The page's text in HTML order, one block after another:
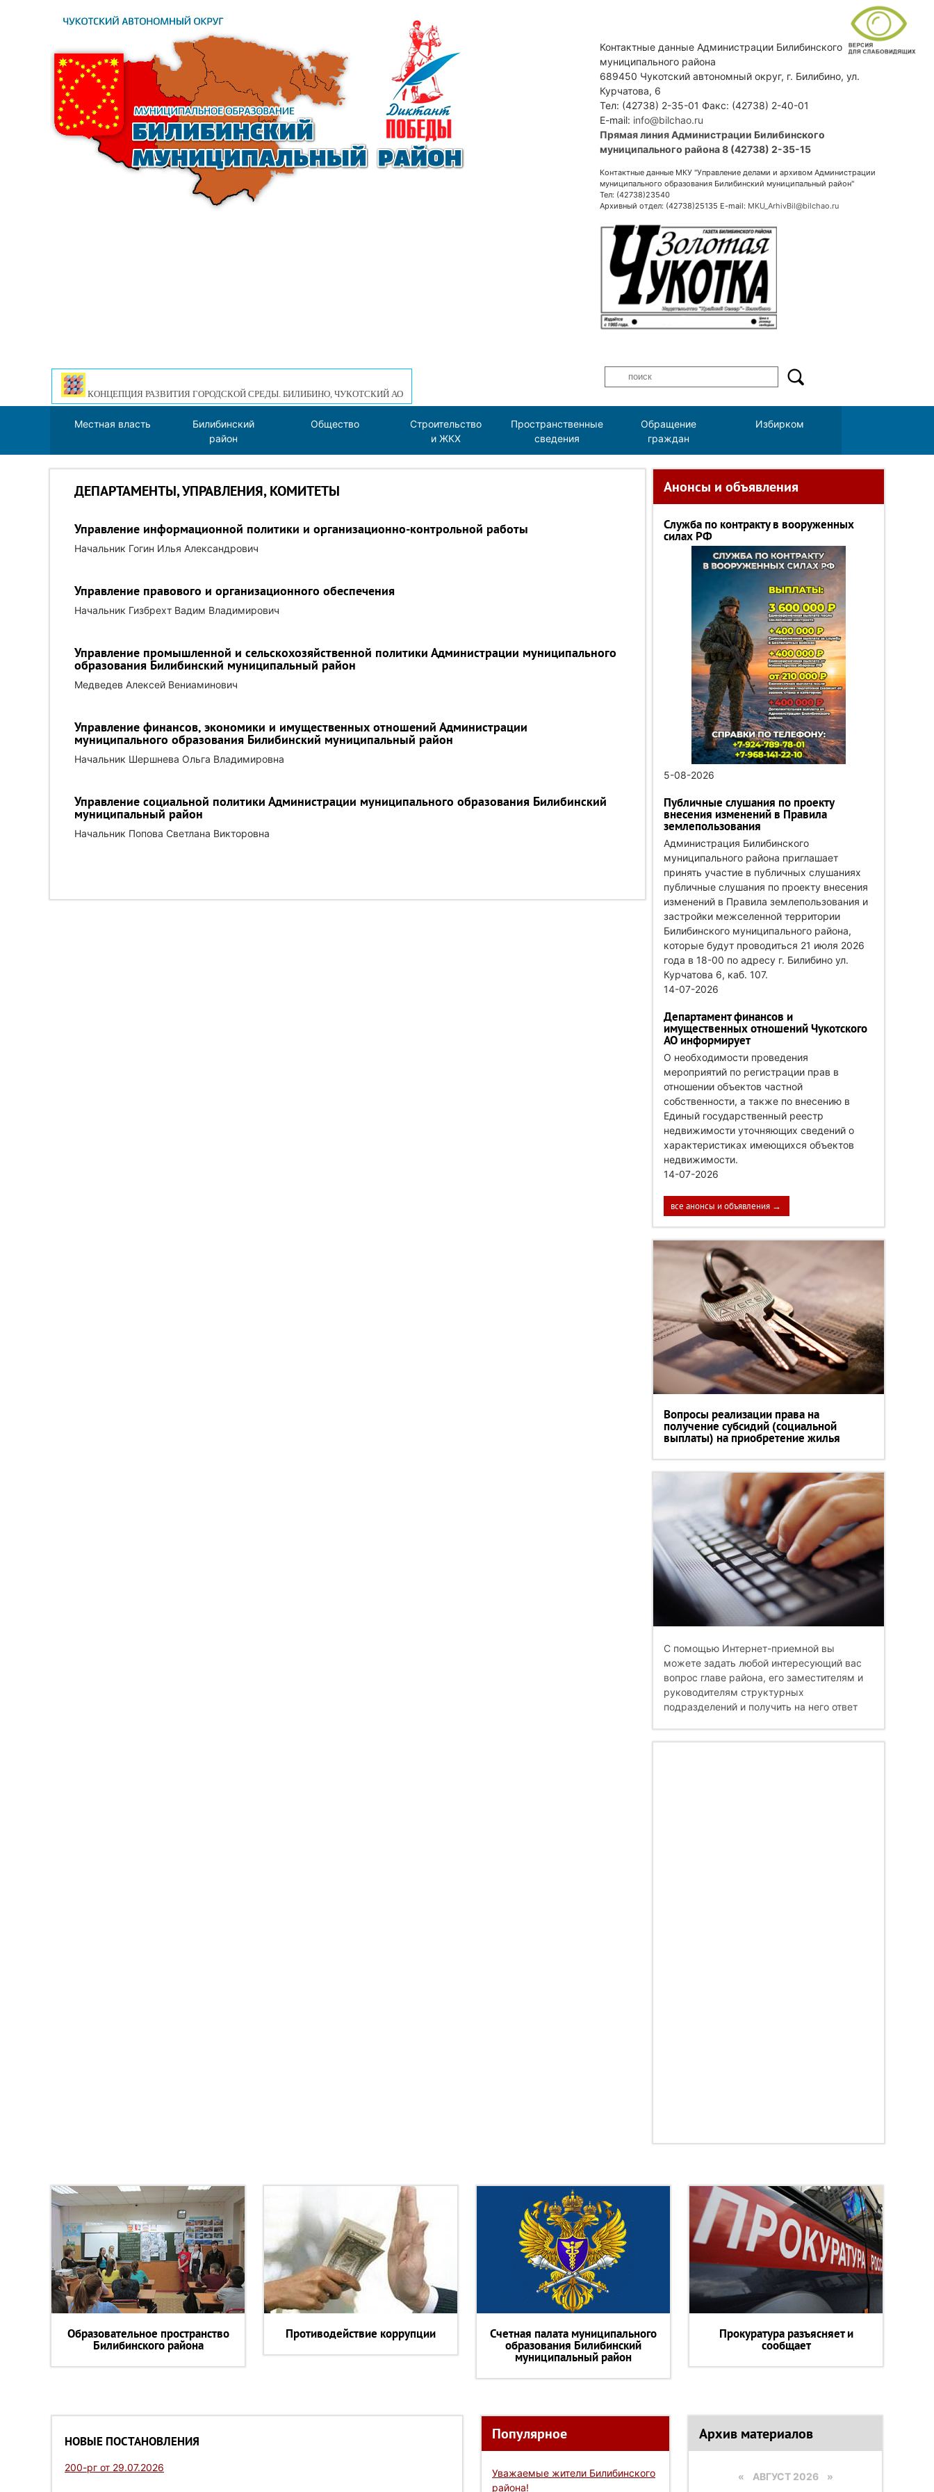
Контактные данные Администрации Билибинского
муниципального района
689450 Чукотский автономный округ, г. Билибино, ул.
Курчатова, 6
Тел: (42738) 2-35-01 Факс: (42738) 2-40-01
E-mail: info@bilchao.ru
Прямая линия Администрации Билибинского
муниципального района 8 (42738) 2-35-15
Контактные данные МКУ "Управление делами и архивом Администрации
муниципального образования Билибинский муниципальный район"
Тел: (42738)23540
Архивный отдел: (42738)25135 E-mail: MKU_ArhivBil@bilchao.ru
КОНЦЕПЦИЯ РАЗВИТИЯ ГОРОДСКОЙ СРЕДЫ. БИЛИБИНО, ЧУКОТСКИЙ АО
Местная власть
Билибинский
район
Общество
Строительство
и ЖКХ
Пространственные
сведения
Обращение
граждан
Избирком
ДЕПАРТАМЕНТЫ, УПРАВЛЕНИЯ, КОМИТЕТЫ
Управление информационной политики и организационно-контрольной работы
Начальник Гогин Илья Александрович
Управление правового и организационного обеспечения
Начальник Гизбрехт Вадим Владимирович
Управление промышленной и сельскохозяйственной политики Администрации муниципального
образования Билибинский муниципальный район
Медведев Алексей Вениаминович
Управление финансов, экономики и имущественных отношений Администрации
муниципального образования Билибинский муниципальный район
Начальник Шершнева Ольга Владимировна
Управление социальной политики Администрации муниципального образования Билибинский
муниципальный район
Начальник Попова Светлана Викторовна
Анонсы и объявления
Служба по контракту в вооруженных
силах РФ
5-08-2026
Публичные слушания по проекту
внесения изменений в Правила
землепользования
Администрация Билибинского
муниципального района приглашает
принять участие в публичных слушаниях
публичные слушания по проекту внесения
изменений в Правила землепользования и
застройки межселенной территории
Билибинского муниципального района,
которые будут проводиться 21 июля 2026
года в 18-00 по адресу г. Билибино ул.
Курчатова 6, каб. 107.
14-07-2026
Департамент финансов и
имущественных отношений Чукотского
АО информирует
О необходимости проведения
мероприятий по регистрации прав в
отношении объектов частной
собственности, а также по внесению в
Единый государственный реестр
недвижимости уточняющих сведений о
характеристиках имеющихся объектов
недвижимости.
14-07-2026
все анонсы и объявления →
Вопросы реализации права на
получение субсидий (социальной
выплаты) на приобретение жилья
С помощью Интернет-приемной вы
можете задать любой интересующий вас
вопрос главе района, его заместителям и
руководителям структурных
подразделений и получить на него ответ
Образовательное пространство
Билибинского района
Противодействие коррупции Счетная палата муниципального
образования Билибинский
муниципальный район
Прокуратура разъясняет и
сообщает
НОВЫЕ ПОСТАНОВЛЕНИЯ
200-рг от 29.07.2026
Популярное
Уважаемые жители Билибинского
района!
Архив материалов
« АВГУСТ 2026 »